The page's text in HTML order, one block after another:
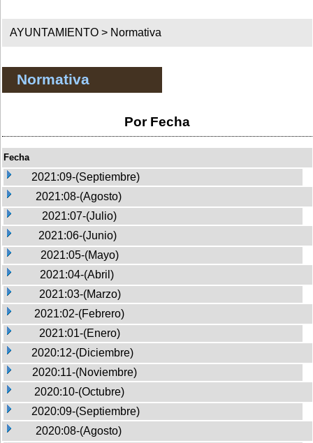
AYUNTAMIENTO > Normativa
Normativa
Por Fecha
Fecha
2021:09-(Septiembre)
2021:08-(Agosto)
2021:07-(Julio)
2021:06-(Junio)
2021:05-(Mayo)
2021:04-(Abril)
2021:03-(Marzo)
2021:02-(Febrero)
2021:01-(Enero)
2020:12-(Diciembre)
2020:11-(Noviembre)
2020:10-(Octubre)
2020:09-(Septiembre)
2020:08-(Agosto)